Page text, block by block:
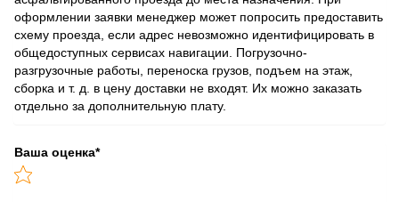
оформлении заявки менеджер может попросить предоставить
схему проезда, если адрес невозможно идентифицировать в
общедоступных сервисах навигации. Погрузочно-
разгрузочные работы, переноска грузов, подъем на этаж,
сборка и т. д. в цену доставки не входят. Их можно заказать
отдельно за дополнительную плату.
Ваша оценка*